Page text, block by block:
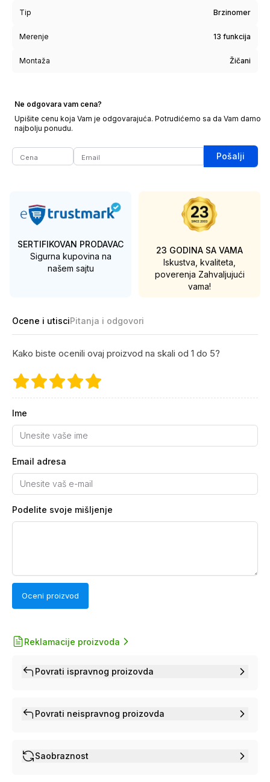
Tip Brzinomer
Merenje 13 funkcija
Montaža Žičani
Ne odgovara vam cena?
Upišite cenu koja Vam je odgovarajuća. Potrudićemo sa da Vam damo
najbolju ponudu.
Pošalji
SERTIFIKOVAN PRODAVAC
Sigurna kupovina na
našem sajtu
23 GODINA SA VAMA
Iskustva, kvaliteta,
poverenja Zahvaljujući
vama!
Ocene i utisciPitanja i odgovori
Kako biste ocenili ovaj proizvod na skali od 1 do 5?
Ime
Email adresa
Podelite svoje mišljenje
Oceni proizvod
Reklamacije proizvoda
Povrati ispravnog proizovda
Povrati neispravnog proizovda
Saobraznost